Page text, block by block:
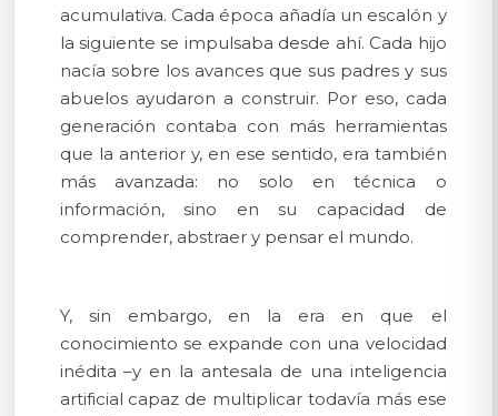
acumulativa. Cada época añadía un escalón y
la siguiente se impulsaba desde ahí. Cada hijo
nacía sobre los avances que sus padres y sus
abuelos ayudaron a construir. Por eso, cada
generación contaba con más herramientas
que la anterior y, en ese sentido, era también
más avanzada: no solo en técnica o
información, sino en su capacidad de
comprender, abstraer y pensar el mundo.
Y, sin embargo, en la era en que el
conocimiento se expande con una velocidad
inédita –y en la antesala de una inteligencia
artificial capaz de multiplicar todavía más ese